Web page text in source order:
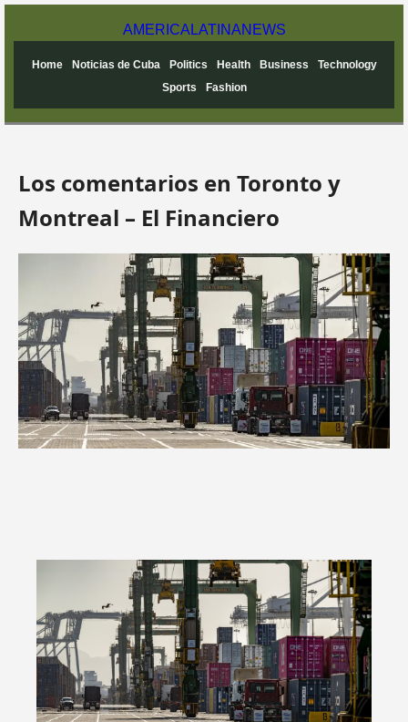
AMERICA LATINANEWS
Home Noticias de Cuba Politics Health Business
Technology
Sports
Fashion
Los comentarios en Toronto y
Montreal – El Financiero